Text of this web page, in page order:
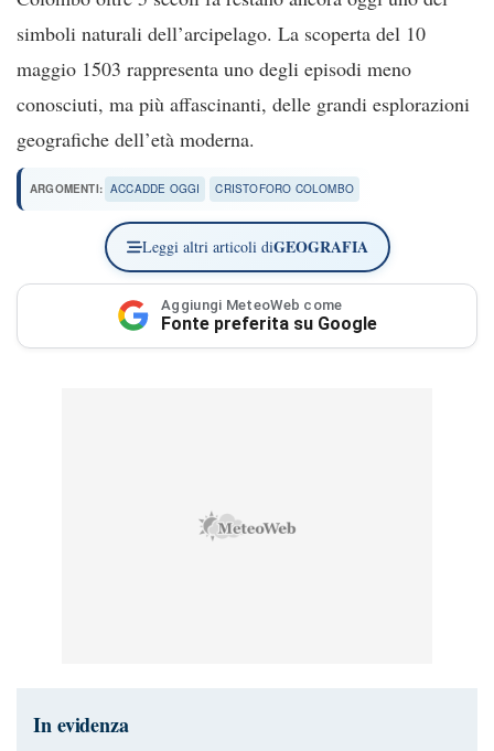
simboli naturali dell’arcipelago. La scoperta del 10
maggio 1503 rappresenta uno degli episodi meno
conosciuti, ma più affascinanti, delle grandi esplorazioni
geografiche dell’età moderna.
ARGOMENTI: ACCADDE OGGI CRISTOFORO COLOMBO
Leggi altri articoli diGEOGRAFIA
Aggiungi MeteoWeb come
Fonte preferita su Google
In evidenza